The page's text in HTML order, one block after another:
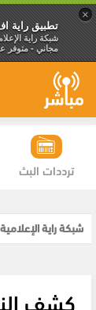
×
تطبيق راية
شبكة راية
مجاني - متوفر
ترددات البث
شبكة راية الإعلامية
كشف